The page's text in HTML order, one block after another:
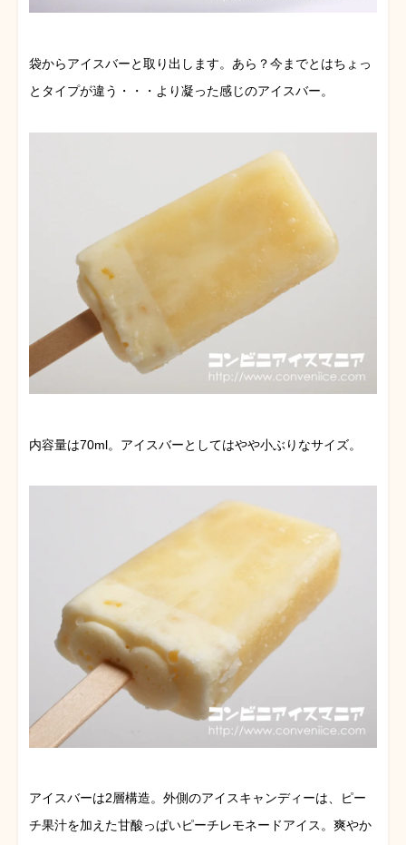
袋からアイスバーと取り出します。あら？今までとはちょっ
とタイプが違う・・・より凝った感じのアイスバー。
内容量は70ml。アイスバーとしてはやや小ぶりなサイズ。
アイスバーは2層構造。外側のアイスキャンディーは、ピー
チ果汁を加えた甘酸っぱいピーチレモネードアイス。爽やか